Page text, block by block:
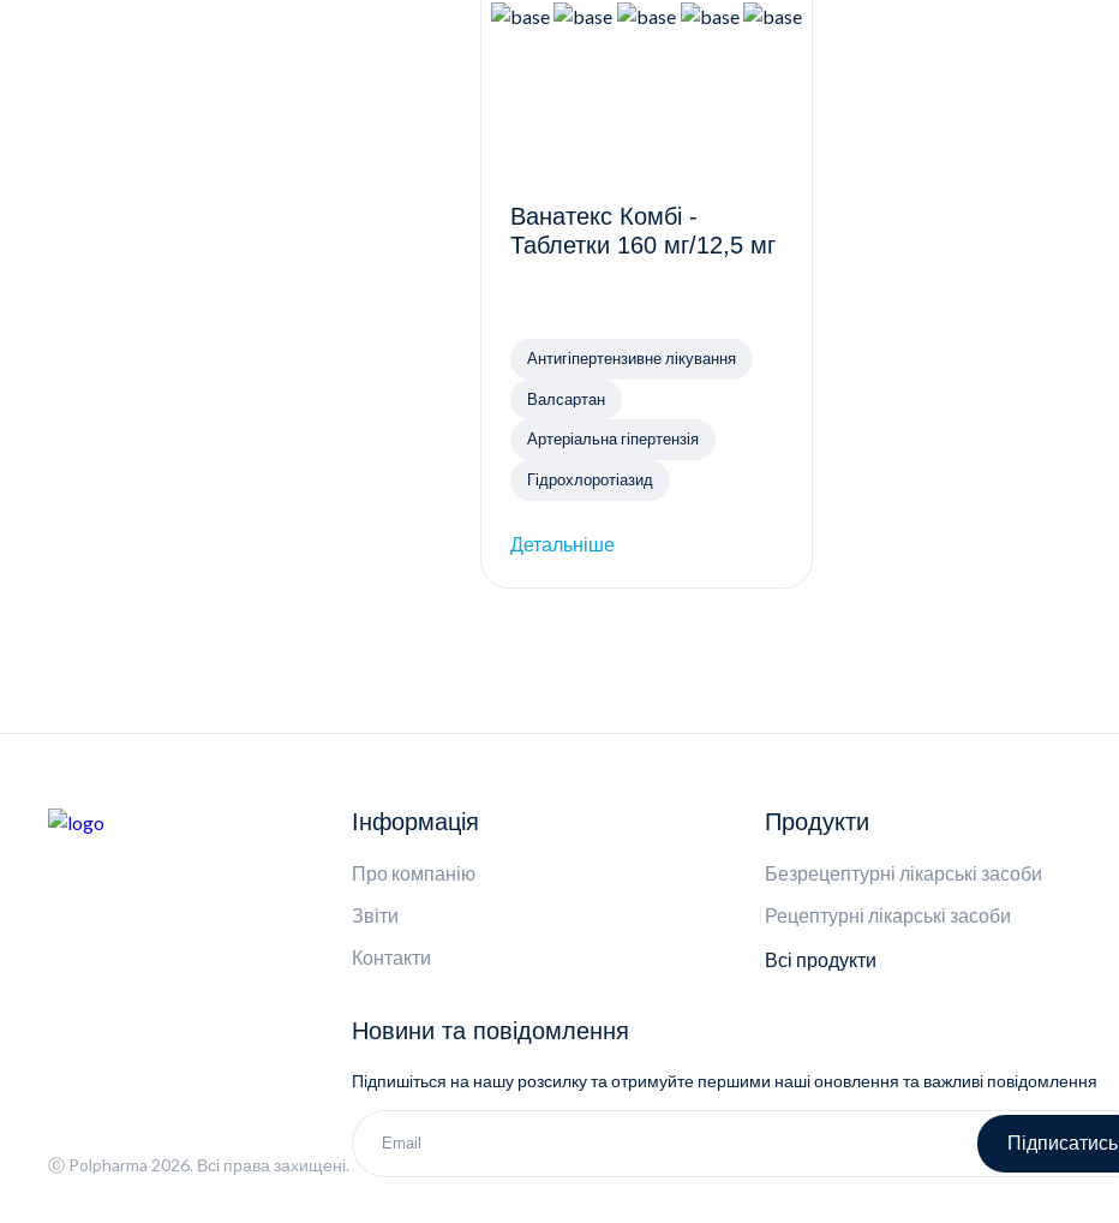
Ванатекс Комбі -
Таблетки 160 мг/12,5 мг
Антигіпертензивне лікування
Валсартан
Артеріальна гіпертензія
Гідрохлоротіазид
Детальніше
Ⓒ Polpharma 2026. Всі права захищені.
Інформація
Про компанію
Звіти
Контакти
Продукти
Безрецептурні лікарські засоби
Рецептурні лікарські засоби
Всі продукти
Новини та повідомлення
Підпишіться на нашу розсилку та отримуйте першими наші оновлення та важливі повідомлення
Підписатись